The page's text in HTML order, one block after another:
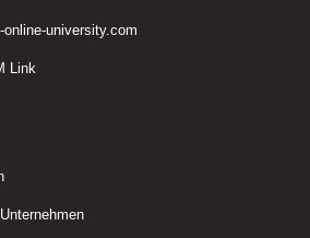
university.com
Link